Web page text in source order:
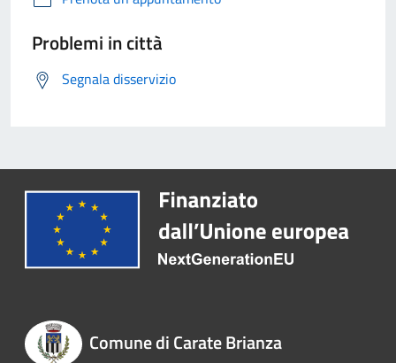
Problemi in città
Segnala disservizio
Comune di Carate Brianza